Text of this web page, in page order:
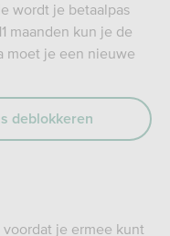
wordt je betaalpas
maanden kun je de
moet je een nieuwe
deblokkeren
je ermee kunt